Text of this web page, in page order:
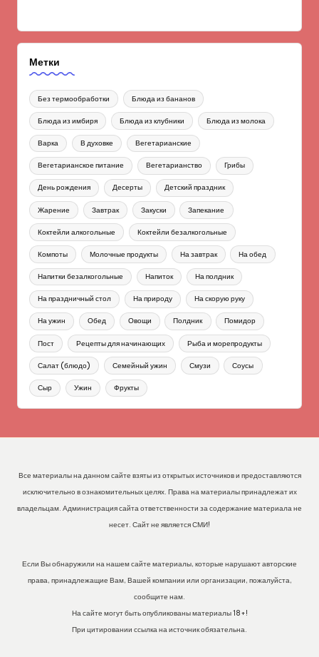
Метки
Без термообработки Блюда из бананов
Блюда из имбиря Блюда из клубники Блюда из молока
Варка В духовке Вегетарианские
Вегетарианское питание Вегетарианство Грибы
День рождения Десерты Детский праздник
Жарение Завтрак Закуски Запекание
Коктейли алкогольные Коктейли безалкогольные
Компоты Молочные продукты На завтрак На обед
Напитки безалкогольные Напиток На полдник
На праздничный стол На природу На скорую руку
На ужин Обед Овощи Полдник Помидор
Пост Рецепты для начинающих Рыба и морепродукты
Салат (блюдо) Семейный ужин Смузи Соусы
Сыр Ужин Фрукты
Все материалы на данном сайте взяты из открытых источников и предоставляются
исключительно в ознакомительных целях. Права на материалы принадлежат их
владельцам. Администрация сайта ответственности за содержание материала не
несет. Сайт не является СМИ!
Если Вы обнаружили на нашем сайте материалы, которые нарушают авторские
права, принадлежащие Вам, Вашей компании или организации, пожалуйста,
сообщите нам.
На сайте могут быть опубликованы материалы 18+!
При цитировании ссылка на источник обязательна.